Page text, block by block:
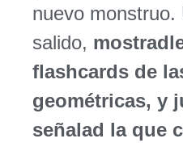
nuevo monstruo.
salido,
flashcards de
geométricas, y
señalad la que